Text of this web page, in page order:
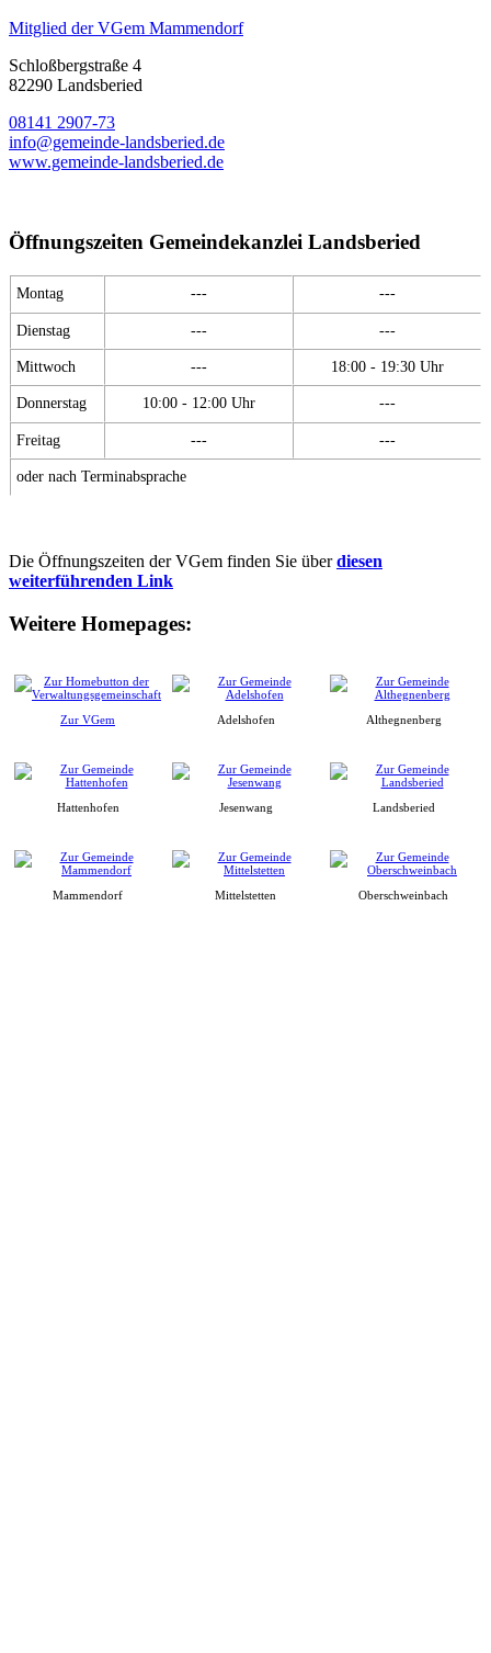
Mitglied der VGem Mammendorf
Schloßbergstraße 4
82290 Landsberied
08141 2907-73
info@gemeinde-landsberied.de
www.gemeinde-landsberied.de
Öffnungszeiten Gemeindekanzlei Landsberied
Montag --- ---
Dienstag --- ---
Mittwoch --- 18:00 - 19:30 Uhr
Donnerstag 10:00 - 12:00 Uhr ---
Freitag --- ---
oder nach Terminabsprache
Die Öffnungszeiten der VGem finden Sie überdiesen
weiterführenden Link
Weitere Homepages:
Zur VGem Adelshofen Althegnenberg
Hattenhofen Jesenwang Landsberied
Mammendorf Mittelstetten Oberschweinbach